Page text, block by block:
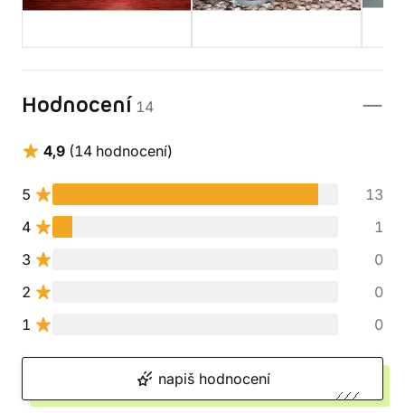
Hodnocení 14
4,9 (14 hodnocení)
5
13
4
1
3
0
2
0
1
0
napiš hodnocení